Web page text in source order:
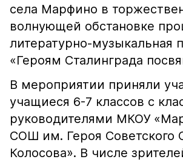
села Марфино в
волнующей обстановке
литературно-музыкальная
«Героям Сталинграда
В мероприятии приняли
учащиеся 6-7 классов с
руководителями МКОУ
СОШ им. Героя Советского
Колосова». В числе